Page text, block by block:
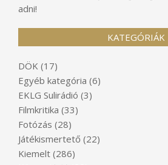
adni!
KATEGÓRIÁK
DÖK (17)
Egyéb kategória (6)
EKLG Sulirádió (3)
Filmkritika (33)
Fotózás (28)
Játékismertető (22)
Kiemelt (286)